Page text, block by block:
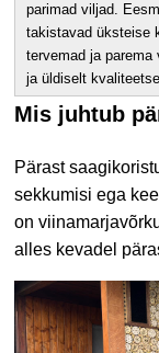
parimad viljad.
takistavad üksteise
tervemad ja
ja üldiselt
Mis juhtub
Pärast
sekkumisi ega
on
alles kevadel